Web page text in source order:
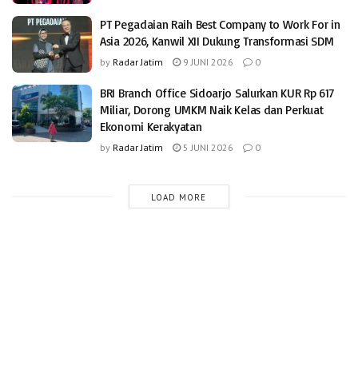
PT Pegadaian Raih Best Company to Work For in
Asia 2026, Kanwil XII Dukung Transformasi SDM
by Radar Jatim 9 JUNI 2026 0
BRI Branch Office Sidoarjo Salurkan KUR Rp 617
Miliar, Dorong UMKM Naik Kelas dan Perkuat
Ekonomi Kerakyatan
by Radar Jatim 5 JUNI 2026 0
LOAD MORE